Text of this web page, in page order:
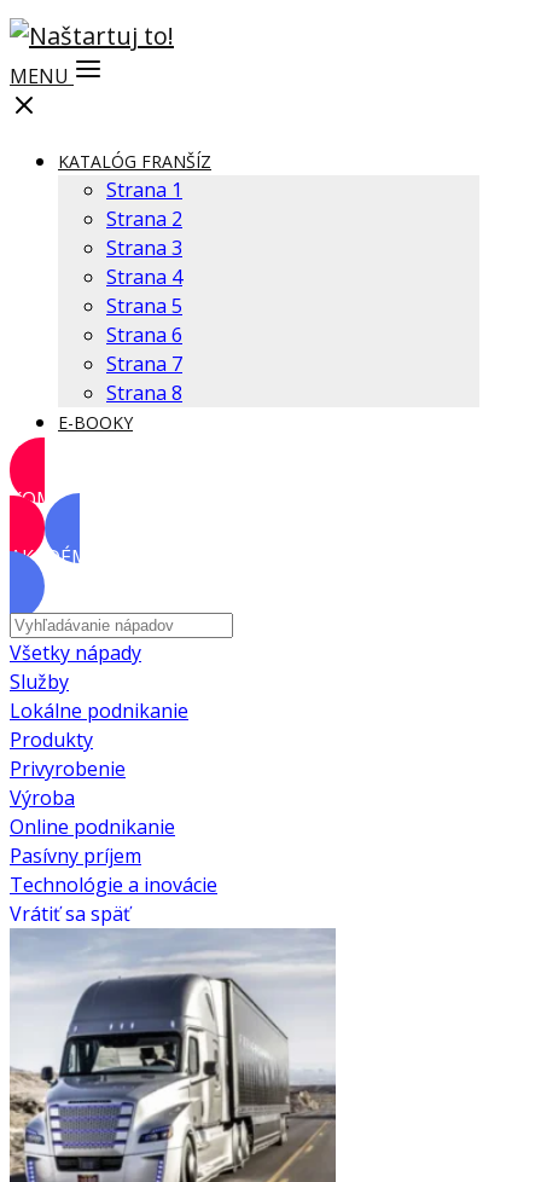
MENU
KATALÓG FRANŠÍZ
Strana 1
Strana 2
Strana 3
Strana 4
Strana 5
Strana 6
Strana 7
Strana 8
E-BOOKY
KOMUNITA
AKADÉMIA
Všetky nápady
Služby
Lokálne podnikanie
Produkty
Privyrobenie
Výroba
Online podnikanie
Pasívny príjem
Technológie a inovácie
Vrátiť sa späť